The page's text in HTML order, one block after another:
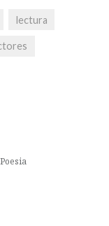
lectura